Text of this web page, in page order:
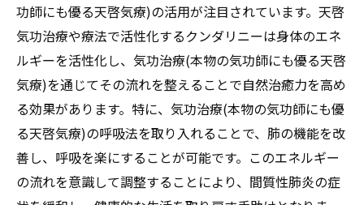
功師にも優る天啓気療)の活用が注目されています。天啓
気功治療や療法で活性化するクンダリニーは身体のエネ
ルギーを活性化し、気功治療(本物の気功師にも優る天啓
気療)を通じてその流れを整えることで自然治癒力を高め
る効果があります。特に、気功治療(本物の気功師にも優
る天啓気療)の呼吸法を取り入れることで、肺の機能を改
善し、呼吸を楽にすることが可能です。このエネルギー
の流れを意識して調整することにより、間質性肺炎の症